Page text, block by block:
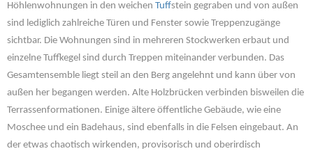
Höhlenwohnungen in den weichen Tuffstein gegraben und von außen
sind lediglich zahlreiche Türen und Fenster sowie Treppenzugänge
sichtbar. Die Wohnungen sind in mehreren Stockwerken erbaut und
einzelne Tuffkegel sind durch Treppen miteinander verbunden. Das
Gesamtensemble liegt steil an den Berg angelehnt und kann über von
außen her begangen werden. Alte Holzbrücken verbinden bisweilen die
Terrassenformationen. Einige ältere öffentliche Gebäude, wie eine
Moschee und ein Badehaus, sind ebenfalls in die Felsen eingebaut. An
der etwas chaotisch wirkenden, provisorisch und oberirdisch